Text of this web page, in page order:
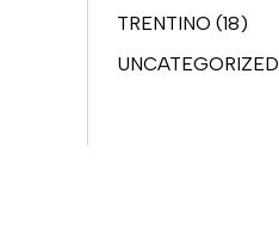
TRENTINO (18)
UNCATEGORIZED